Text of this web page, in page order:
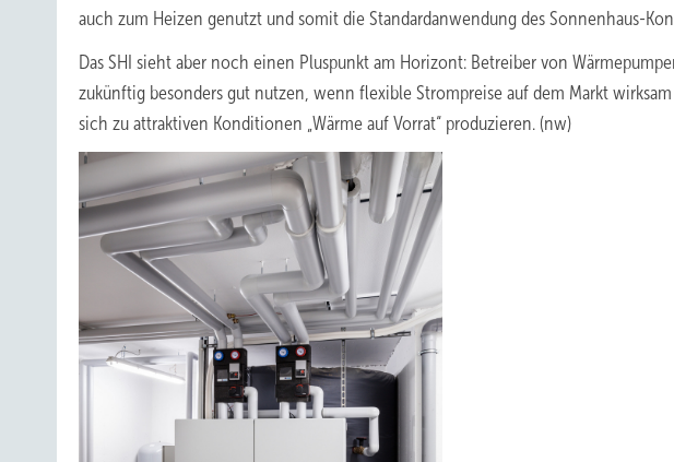
auch zum Heizen genutzt und somit die Standardanwendung des Sonnenhaus-
Das SHI sieht aber noch einen Pluspunkt am Horizont: Betreiber von
zukünftig besonders gut nutzen, wenn flexible Strompreise auf dem Markt
sich zu attraktiven Konditionen „Wärme auf Vorrat“ produzieren. (nw)